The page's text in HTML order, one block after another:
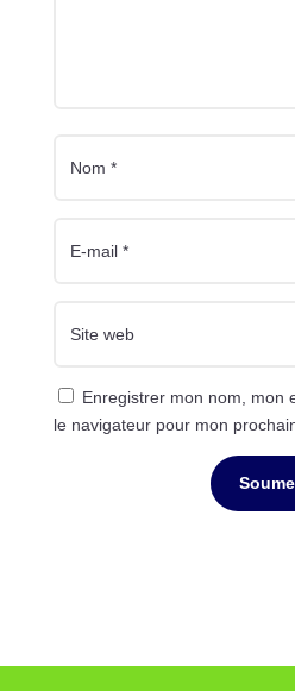
Enregistrer mon nom, mon
le navigateur pour mon